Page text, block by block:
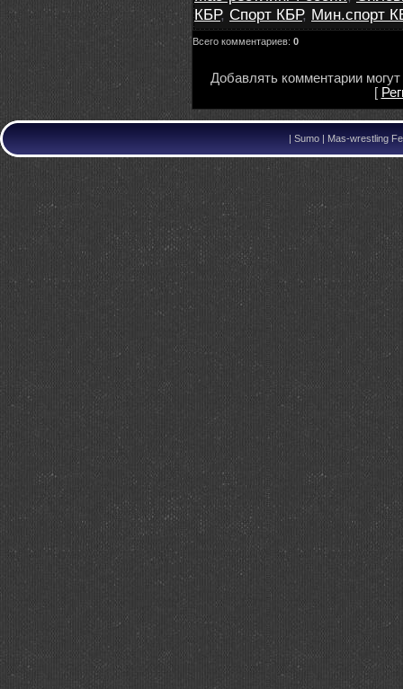
КБР, Спорт КБР, Мин.спорт
Всего комментариев: 0
Добавлять комментарии
[
| Sumo | Mas-wrestling